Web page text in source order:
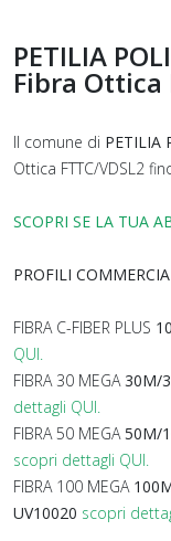
PETILIA
Fibra Ottica
Il comune di PETILIA
Ottica FTTC/VDSL2
SCOPRI SE LA TUA
PROFILI
FIBRA C-FIBER PLUS
QUI.
FIBRA 30 MEGA30M/
dettagli QUI.
FIBRA 50 MEGA50M/
scopri dettagli QUI.
FIBRA 100 MEGA
UV10020 scopri